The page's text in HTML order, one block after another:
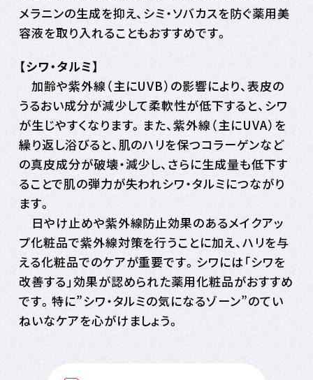
メラニンの生成を抑え、シミ・ソバカスを防ぐ薬用美
容液を取り入れることもおすすめです。
【シワ・タルミ】
加齢や紫外線（主にUVB）の影響により、表皮の
うるおい成分が減少して柔軟性が低下すると、シワ
が生じやすくなります。また、紫外線（主にUVA）を
繰り返し浴びると、肌のハリを保つコラーゲンなど
の真皮成分が破壊・減少し、さらに生成量も低下す
ることで肌の弾力が失われシワ・タルミにつながり
ます。
日やけ止めや紫外線防止効果のあるメイクアッ
プ化粧品で紫外線対策を行うことに加え、ハリを与
える化粧品でのケアが重要です。シワには「シワを
改善する」効果が認められた薬用化粧品がおすすめ
です。特に”シワ・タルミの気になるゾーン”のてい
ねいなケアを心がけましょう。